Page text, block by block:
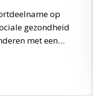
op
gezondheid
met een…